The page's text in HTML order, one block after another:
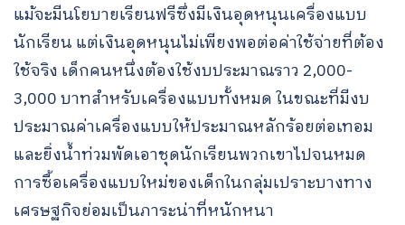
แม้จะมีนโยบายเรียนฟรีซึ่งมีเงินอุดหนุนเครื่องแบบ
นักเรียน แต่เงินอุดหนุนไม่เพียงพอต่อค่าใช้จ่ายที่ต้อง
ใช้จริง เด็กคนหนึ่งต้องใช้งบประมาณราว 2,000-
3,000 บาทสำหรับเครื่องแบบทั้งหมด ในขณะที่มีงบ
ประมาณค่าเครื่องแบบให้ประมาณหลักร้อยต่อเทอม
และยิ่งน้ำท่วมพัดเอาชุดนักเรียนพวกเขาไปจนหมด
การซื้อเครื่องแบบใหม่ของเด็กในกลุ่มเปราะบางทาง
เศรษฐกิจย่อมเป็นภาระน่าที่หนักหนา